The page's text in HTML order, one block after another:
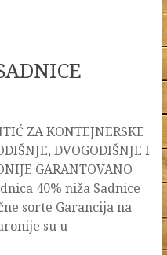
ZA KONTEJNERSKE
DVOGODIŠNJE I
GARANTOVANO
40% niža Sadnice
sorte Garancija na
su u